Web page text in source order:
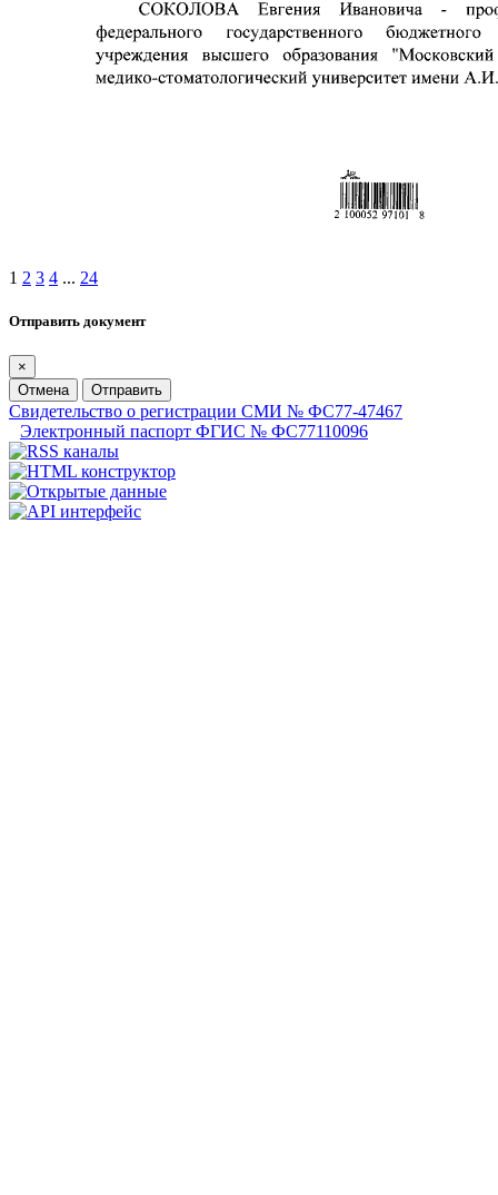
1 2 3 4 ... 24
Отправить документ
×
Отмена
Отправить
Свидетельство о регистрации СМИ № ФС77-47467
Электронный паспорт ФГИС № ФС77110096